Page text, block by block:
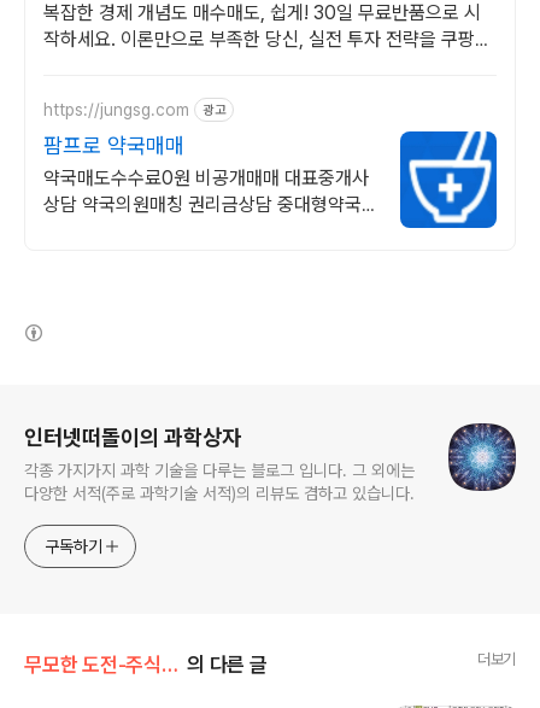
복잡한 경제 개념도 매수매도, 쉽게! 30일 무료반품으로 시
작하세요. 이론만으로 부족한 당신, 실전 투자 전략을 쿠팡에
https://jungsg.com 광고
팜프로 약국매매
약국매도수수료0원 비공개매매 대표중개사
상담 약국의원매칭 권리금상담 중대형약국
인터넷떠돌이의 과학상자
각종 가지가지 과학 기술을 다루는 블로그 입니다. 그 외에는
다양한 서적(주로 과학기술 서적)의 리뷰도 겸하고 있습니다.
구독하기
무모한 도전-주식 인공지능 만들기 의 다른 글 더보기